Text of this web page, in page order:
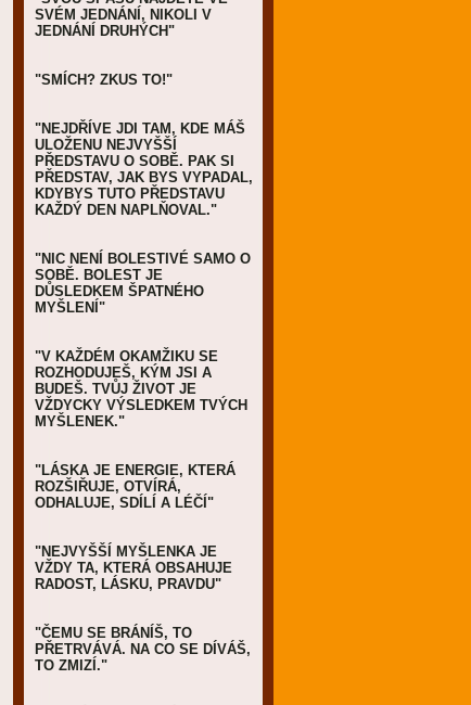
SVÉM JEDNÁNÍ, NIKOLI V
JEDNÁNÍ DRUHÝCH"
"SMÍCH? ZKUS TO!"
"NEJDŘÍVE JDI TAM, KDE MÁŠ
ULOŽENU NEJVYŠŠÍ
PŘEDSTAVU O SOBĚ. PAK SI
PŘEDSTAV, JAK BYS VYPADAL,
KDYBYS TUTO PŘEDSTAVU
KAŽDÝ DEN NAPLŇOVAL."
"NIC NENÍ BOLESTIVÉ SAMO O
SOBĚ. BOLEST JE
DŮSLEDKEM ŠPATNÉHO
MYŠLENÍ"
"V KAŽDÉM OKAMŽIKU SE
ROZHODUJEŠ, KÝM JSI A
BUDEŠ. TVŮJ ŽIVOT JE
VŽDYCKY VÝSLEDKEM TVÝCH
MYŠLENEK."
"LÁSKA JE ENERGIE, KTERÁ
ROZŠIŘUJE, OTVÍRÁ,
ODHALUJE, SDÍLÍ A LÉČÍ"
"NEJVYŠŠÍ MYŠLENKA JE
VŽDY TA, KTERÁ OBSAHUJE
RADOST, LÁSKU, PRAVDU"
"ČEMU SE BRÁNÍŠ, TO
PŘETRVÁVÁ. NA CO SE DÍVÁŠ,
TO ZMIZÍ."